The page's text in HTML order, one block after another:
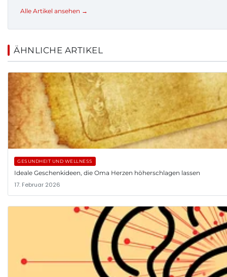
Alle Artikel ansehen →
ÄHNLICHE ARTIKEL
GESUNDHEIT UND WELLNESS
Ideale Geschenkideen, die Oma Herzen höherschlagen lassen
17. Februar 2026